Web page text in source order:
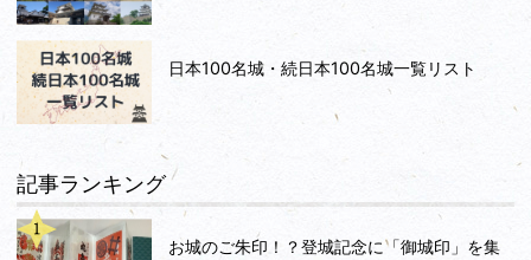
日本100名城・続日本100名城一覧リスト
記事ランキング
お城のご朱印！？登城記念に「御城印」を集